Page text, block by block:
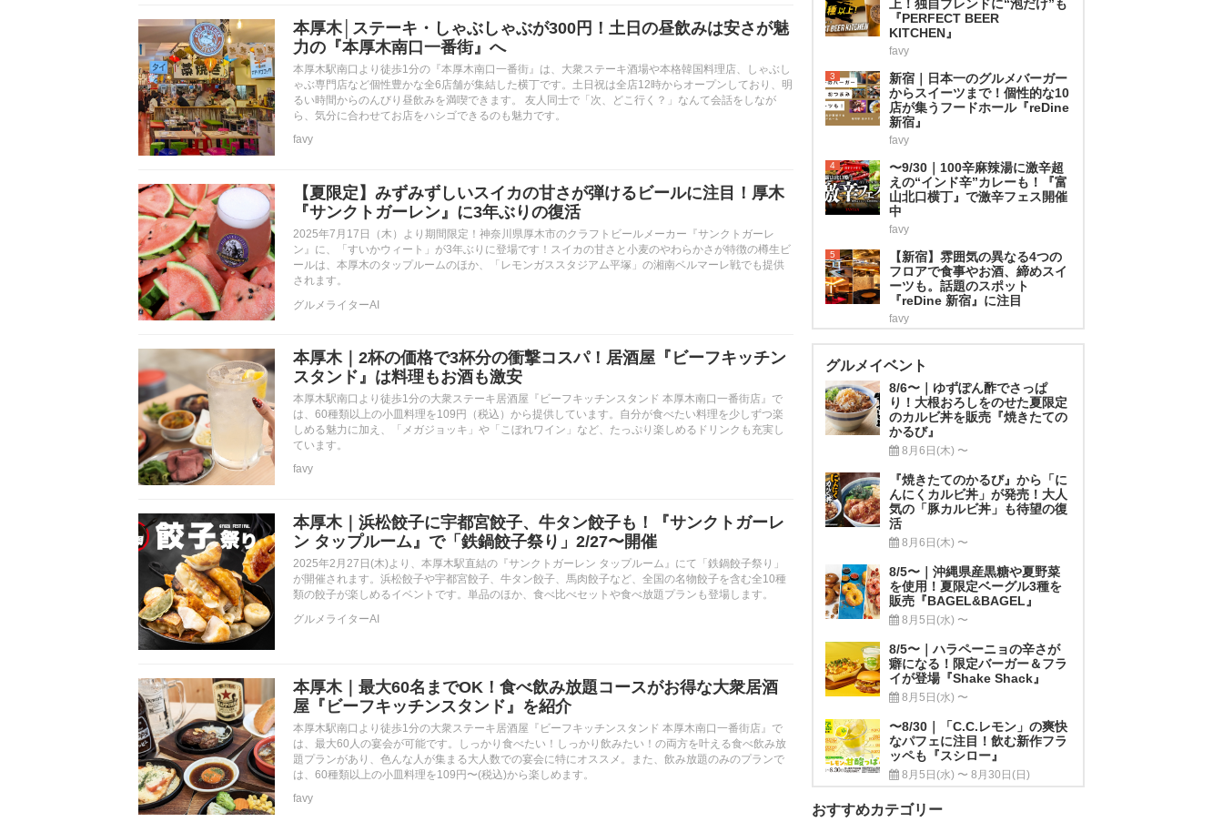
本厚木│ステーキ・しゃぶしゃぶが300円！土日の昼飲みは安さが魅
力の『本厚木南口一番街』へ
本厚木駅南口より徒歩1分の『本厚木南口一番街』は、大衆ステーキ酒場や本格韓国料理店、しゃぶし
ゃぶ専門店など個性豊かな全6店舗が集結した横丁です。土日祝は全店12時からオープンしており、明
るい時間からのんびり昼飲みを満喫できます。 友人同士で「次、どこ行く？」なんて会話をしなが
ら、気分に合わせてお店をハシゴできるのも魅力です。
favy
【夏限定】みずみずしいスイカの甘さが弾けるビールに注目！厚木
『サンクトガーレン』に3年ぶりの復活
2025年7月17日（木）より期間限定！神奈川県厚木市のクラフトビールメーカー『サンクトガーレ
ン』に、「すいかウィート」が3年ぶりに登場です！スイカの甘さと小麦のやわらかさが特徴の樽生ビ
ールは、本厚木のタップルームのほか、「レモンガススタジアム平塚」の湘南ベルマーレ戦でも提供
されます。
グルメライターAI
本厚木｜2杯の価格で3杯分の衝撃コスパ！居酒屋『ビーフキッチン
スタンド』は料理もお酒も激安
本厚木駅南口より徒歩1分の大衆ステーキ居酒屋『ビーフキッチンスタンド 本厚木南口一番街店』で
は、60種類以上の小皿料理を109円（税込）から提供しています。自分が食べたい料理を少しずつ楽
しめる魅力に加え、「メガジョッキ」や「こぼれワイン」など、たっぷり楽しめるドリンクも充実し
ています。
favy
本厚木｜浜松餃子に宇都宮餃子、牛タン餃子も！『サンクトガーレ
ン タップルーム』で「鉄鍋餃子祭り」2/27〜開催
2025年2月27日(木)より、本厚木駅直結の『サンクトガーレン タップルーム』にて「鉄鍋餃子祭り」
が開催されます。浜松餃子や宇都宮餃子、牛タン餃子、馬肉餃子など、全国の名物餃子を含む全10種
類の餃子が楽しめるイベントです。単品のほか、食べ比べセットや食べ放題プランも登場します。
グルメライターAI
本厚木｜最大60名までOK！食べ飲み放題コースがお得な大衆居酒
屋『ビーフキッチンスタンド』を紹介
本厚木駅南口より徒歩1分の大衆ステーキ居酒屋『ビーフキッチンスタンド 本厚木南口一番街店』で
は、最大60人の宴会が可能です。しっかり食べたい！しっかり飲みたい！の両方を叶える食べ飲み放
題プランがあり、色んな人が集まる大人数での宴会に特にオススメ。また、飲み放題のみのプランで
は、60種類以上の小皿料理を109円〜(税込)から楽しめます。
favy
上！独自ブレンドに“泡だけ”も
『PERFECT BEER
KITCHEN』
favy
3
新宿｜日本一のグルメバーガー
からスイーツまで！個性的な10
店が集うフードホール『reDine
新宿』
favy
4
〜9/30｜100辛麻辣湯に激辛超
えの“インド辛”カレーも！『富
山北口横丁』で激辛フェス開催
中
favy
5
【新宿】雰囲気の異なる4つの
フロアで食事やお酒、締めスイ
ーツも。話題のスポット
『reDine 新宿』に注目
favy
グルメイベント
8/6〜｜ゆずぽん酢でさっぱ
り！大根おろしをのせた夏限定
のカルビ丼を販売『焼きたての
かるび』
8月6日(木) 〜
『焼きたてのかるび』から「に
んにくカルビ丼」が発売！大人
気の「豚カルビ丼」も待望の復
活
8月6日(木) 〜
8/5〜｜沖縄県産黒糖や夏野菜
を使用！夏限定ベーグル3種を
販売『BAGEL&BAGEL』
8月5日(水) 〜
8/5〜｜ハラペーニョの辛さが
癖になる！限定バーガー＆フラ
イが登場『Shake Shack』
8月5日(水) 〜
〜8/30｜「C.C.レモン」の爽快
なパフェに注目！飲む新作フラ
ッペも『スシロー』
8月5日(水) 〜 8月30日(日)
おすすめカテゴリー